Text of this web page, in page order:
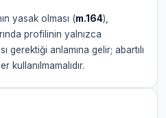
yasak olması (m.164),
profilinin yalnızca
gerektiği anlamına gelir; abartılı
kullanılmamalıdır.